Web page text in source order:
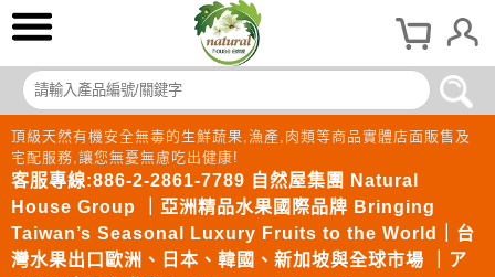
頂級天然有機安全無毒的生鮮蔬果,漁產,肉類等商品實體店面販售及
宅配服務,讓您無憂無慮吃出健康!
客服專線:886-2-2861-7789 自然屋集團 Natural
House Group ｜亞洲精品水果國際品牌 Bringing
Taiwan’s Seasonal Luxury Fruits to the World｜台
灣水果出口歐洲、日本、韓國、新加坡與全球市場 ｜ア